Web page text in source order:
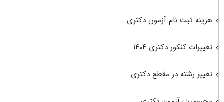
هزینه ثبت نام آزمون دکتری
تغییرات کنکور دکتری ۱۴۰۴
تغییر رشته در مقطع دکتری